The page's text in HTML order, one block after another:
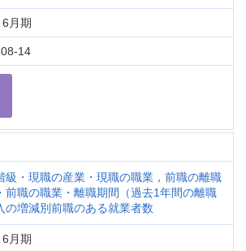
月期
14
級・現職の産業・現職の職業，前職の離職
前職の職業・離職期間（過去1年間の離職
の増減別前職のある就業者数
月期